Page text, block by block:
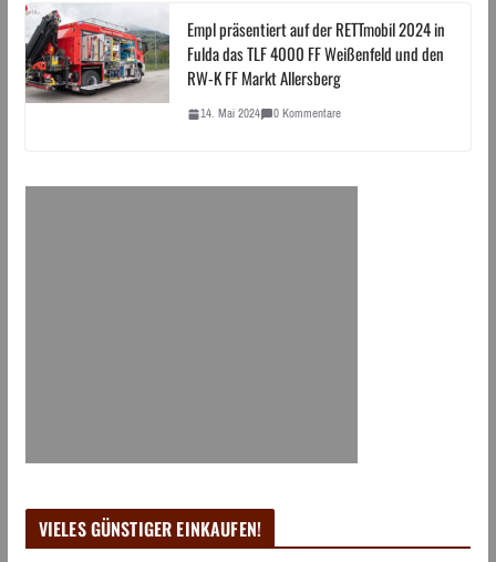
Empl präsentiert auf der RETTmobil 2024 in
Fulda das TLF 4000 FF Weißenfeld und den
RW-K FF Markt Allersberg
14. Mai 2024 0 Kommentare
VIELES GÜNSTIGER EINKAUFEN!